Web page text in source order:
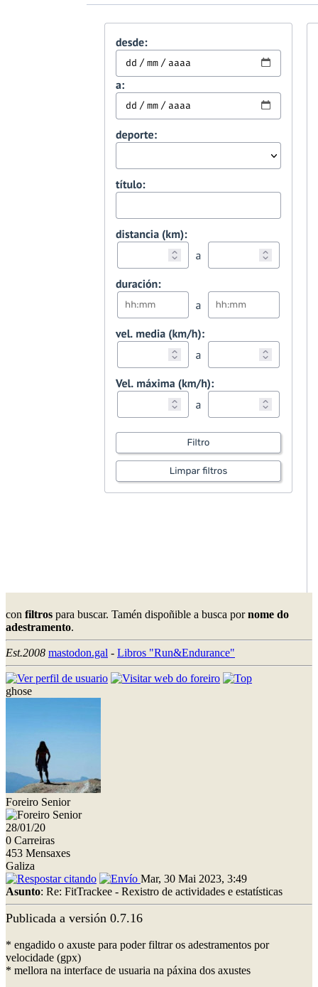
con filtros para buscar. Tamén dispoñible a busca pornome do
adestramento.
Est.2008 mastodon.gal - Libros "Run&Endurance"
ghose
Foreiro Senior
28/01/20
0 Carreiras
453 Mensaxes
Galiza
Mar, 30 Mai 2023, 3:49
Asunto: Re: FitTrackee - Rexistro de actividades e estatísticas
Publicada a versión 0.7.16
* engadido o axuste para poder filtrar os adestramentos por
velocidade (gpx)
* mellora na interface de usuaria na páxina dos axustes